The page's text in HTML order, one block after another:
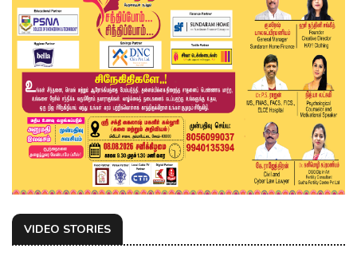
VIDEO STORIES